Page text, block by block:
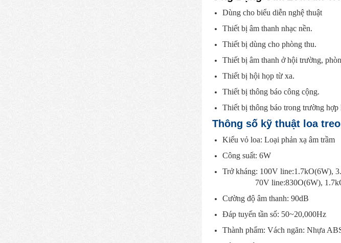
Dùng cho biểu diễn nghệ thuật
Thiết bị âm thanh nhạc nền.
Thiết bị dùng cho phòng thu.
Thiết bị âm thanh ở hội trường,
Thiết bị hội họp từ xa.
Thiết bị thông báo công cộng.
Thiết bị thông báo trong trường hợp
Thông số kỹ thuật loa
Kiểu vỏ loa: Loại phản xạ âm trầm
Công suất: 6W
Trở kháng: 100V line:1.7kO(6W),
70V line:830O(6W),
Cường độ âm thanh: 90dB
Đáp tuyến tần số: 50~20,000Hz
Thành phẩm: Vách ngăn: Nhựa